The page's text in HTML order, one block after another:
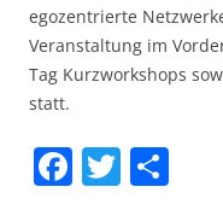
egozentrierte
Veranstaltung im
Tag Kurzworkshops
statt.
F T